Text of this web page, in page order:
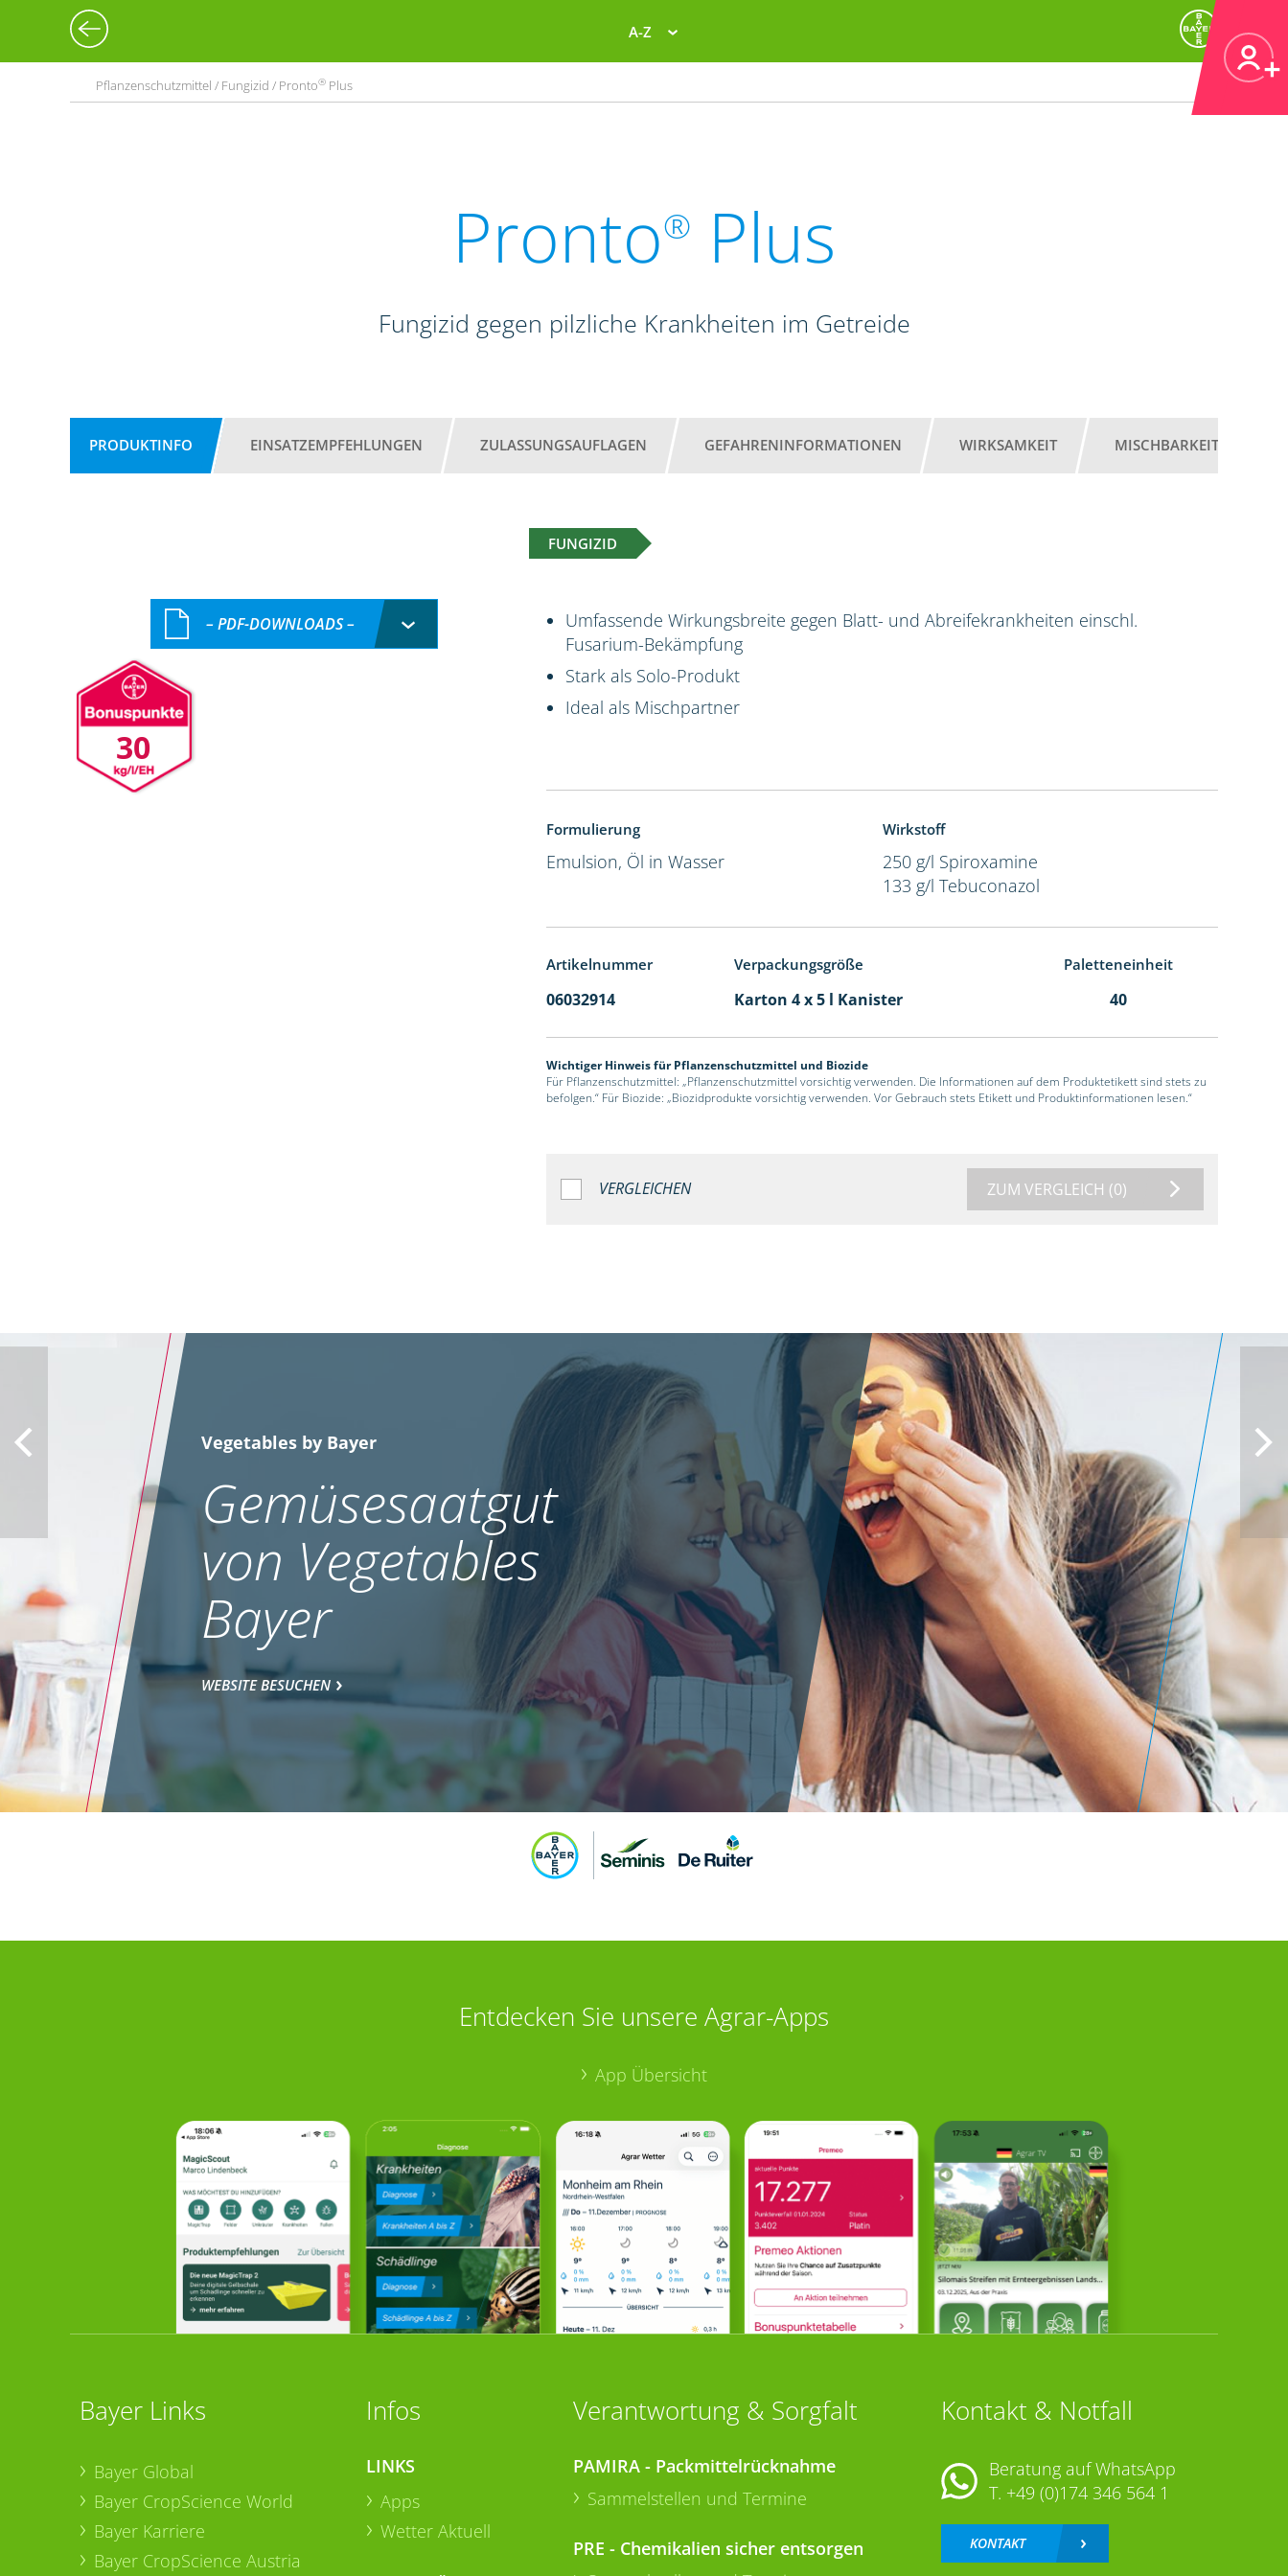
A-Z
Pflanzenschutzmittel / Fungizid / Pronto® Plus
Pronto® Plus
Fungizid gegen pilzliche Krankheiten im Getreide
PRODUKTINFO EINSATZEMPFEHLUNGEN ZULASSUNGSAUFLAGEN GEFAHRENINFORMATIONEN WIRKSAMKEIT MISCHBARKEIT
FUNGIZID
30
– PDF-DOWNLOADS –
Umfassende Wirkungsbreite gegen Blatt- und Abreifekrankheiten einschl.
Fusarium-Bekämpfung
Stark als Solo-Produkt
Ideal als Mischpartner
Formulierung
Emulsion, Öl in Wasser
Wirkstoff
250 g/l Spiroxamine
133 g/l Tebuconazol
Artikelnummer Verpackungsgröße Paletteneinheit
06032914 Karton 4 x 5 l Kanister 40
Wichtiger Hinweis für Pflanzenschutzmittel und Biozide
Für Pflanzenschutzmittel: „Pflanzenschutzmittel vorsichtig verwenden. Die Informationen auf dem Produktetikett sind stets zu
befolgen.“ Für Biozide: „Biozidprodukte vorsichtig verwenden. Vor Gebrauch stets Etikett und Produktinformationen lesen.“
VERGLEICHEN ZUM VERGLEICH (0)
Vegetables by Bayer
Gemüsesaatgut
von Vegetables
Bayer
WEBSITE BESUCHEN
Entdecken Sie unsere Agrar-Apps
App Übersicht
Bayer Links
Bayer Global
Bayer CropScience World
Bayer Karriere
Bayer CropScience Austria
Infos
LINKS
Apps
Wetter Aktuell
Verantwortung & Sorgfalt
PAMIRA - Packmittelrücknahme
Sammelstellen und Termine
PRE - Chemikalien sicher entsorgen
Kontakt & Notfall
Beratung auf WhatsApp
T. +49 (0)174 346 564 1
KONTAKT